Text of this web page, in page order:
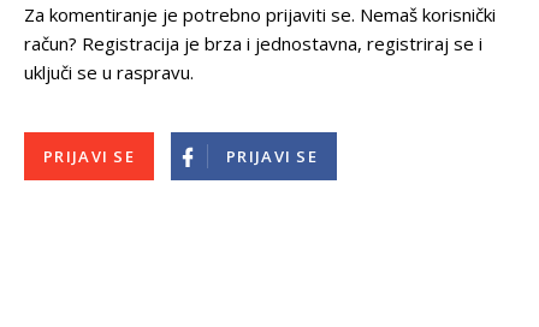
Za komentiranje je potrebno prijaviti se. Nemaš korisnički
račun? Registracija je brza i jednostavna, registriraj se i
uključi se u raspravu.
PRIJAVI SE PRIJAVI SE